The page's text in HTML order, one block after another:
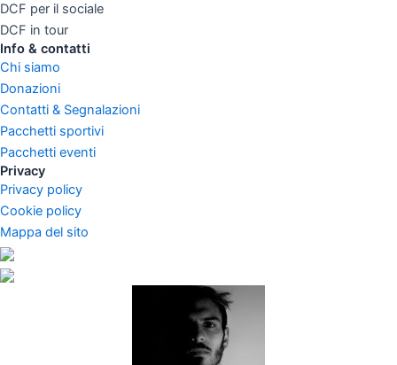
DCF per il sociale
DCF in tour
Info & contatti
Chi siamo
Donazioni
Contatti & Segnalazioni
Pacchetti sportivi
Pacchetti eventi
Privacy
Privacy policy
Cookie policy
Mappa del sito